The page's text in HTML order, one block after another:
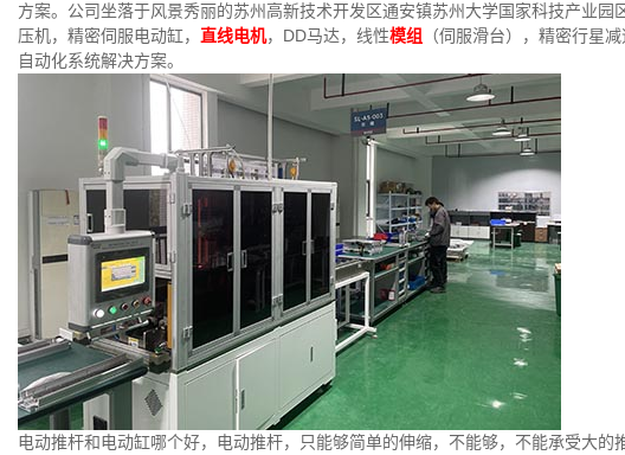
方案。公司坐落于风景秀丽的苏州高新技术开发区通安镇苏州大学国家科技产业
压机，精密伺服电动缸， 直线电机，DD马达，线性模组
（伺服滑台），精密行星
自动化系统解决方案。
电动推杆和电动缸哪个好，电动推杆，只能够简单的伸缩，不能够，不能承受大